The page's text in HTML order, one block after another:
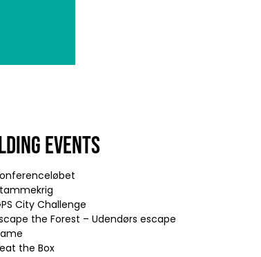
EVENTS
City Challenge
the Forest – Udendørs escape
the Box